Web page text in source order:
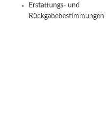
Erstattungs- und
Rückgabebestimmungen